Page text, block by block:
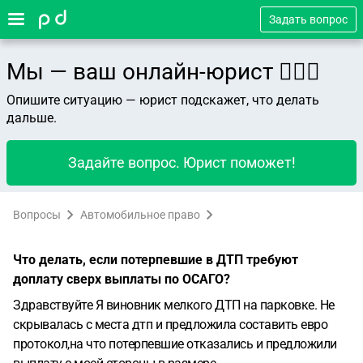
Задать вопрос
Мы — ваш онлайн-юрист 👨🏻‍⚖️
Опишите ситуацию — юрист подскажет, что делать
дальше.
Задайте вопрос. Юрист поможет!
Вопросы Автомобильное право
Что делать, если потерпевшие в ДТП требуют
доплату сверх выплаты по ОСАГО?
Здравствуйте Я виновник мелкого ДТП на парковке. Не
скрывалась с места дтп и предложила составить евро
протокол,на что потерпевшие отказались и предложили